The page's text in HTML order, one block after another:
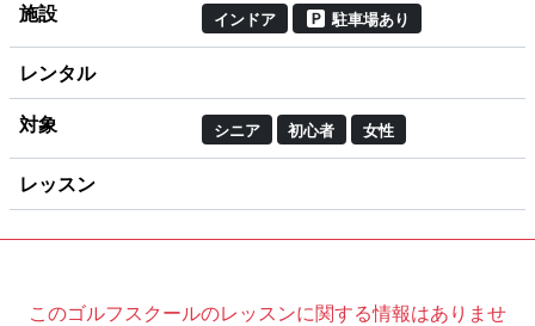
施設 インドア 駐車場あり
レンタル
対象 シニア 初心者 女性
レッスン
このゴルフスクールのレッスンに関する情報はありませ